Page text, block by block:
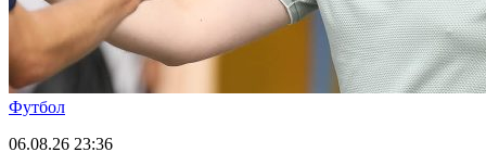
Футбол
06.08.26 23:36